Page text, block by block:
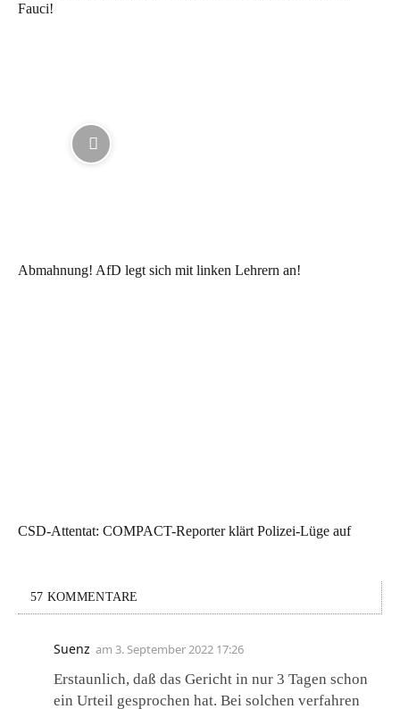
Fauci!
Abmahnung! AfD legt sich mit linken Lehrern an!
CSD-Attentat: COMPACT-Reporter klärt Polizei-Lüge auf
57 KOMMENTARE
Suenz am 3. September 2022 17:26
Erstaunlich, daß das Gericht in nur 3 Tagen schon
ein Urteil gesprochen hat. Bei solchen verfahren